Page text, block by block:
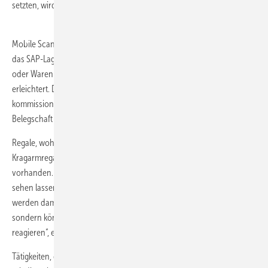
setzten, wird heute gänzlich papierlos und nur noch digital gearbeitet.
Mobile Scanner sind im Einsatz, die wie alle technischen Hilfsmittel an
das SAP-Lagerverwaltungssystem angegliedert sind. „Ob Palletten-
oder Warenbewegungen: Das eigentliche Arbeiten wurde extrem
erleichtert. Der Mitarbeiter fährt mit der Einheit in die Höhe und
kommissioniert direkt ab“, soBuck. Die Rückmeldungen der
Belegschaft sind entsprechend positiv.
Regale, wohin das Auge sieht: Manuelle Palettenregale, Hochregale,
Kragarmregale – für jedes Produkt ist der optimale Logistikplatz
vorhanden. Die Regalrahmenhöhe kann sich mit ihren 14 Metern
sehen lassen. „Wir bilden hocheffiziente Logistikprozesse ab und
werden damit nicht nur den Anforderungen des Marktes gerecht,
sondern können auch flexibel auf die Bedürfnisse unserer Kunden
reagieren“, erläutert Buck.
Tätigkeiten, die teils outgesourct waren, werden jetzt wieder im Haus